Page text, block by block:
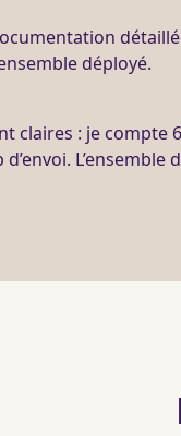
déployé.
claires : je compte